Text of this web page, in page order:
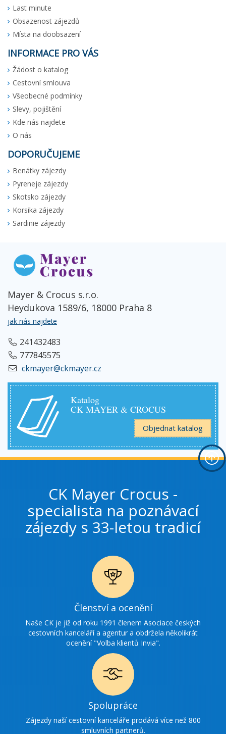
Last minute
Obsazenost zájezdů
Místa na doobsazení
INFORMACE PRO VÁS
Žádost o katalog
Cestovní smlouva
Všeobecné podmínky
Slevy, pojištění
Kde nás najdete
O nás
DOPORUČUJEME
Benátky zájezdy
Pyreneje zájezdy
Skotsko zájezdy
Korsika zájezdy
Sardinie zájezdy
Mayer & Crocus s.r.o.
Heydukova 1589/6, 18000 Praha 8
jak nás najdete
241432483
777845575
ckmayer@ckmayer.cz
Katalog
CK MAYER & CROCUS
Objednat katalog
CK Mayer Crocus -
specialista na poznávací
zájezdy s 33-letou tradicí
Ikonka
ocenění
Členství a ocenění
Naše CK je již od roku 1991 členem Asociace českých
cestovních kanceláří a agentur a obdržela několikrát
ocenění "Volba klientů Invia".
Ikonka
spolupráce
Spolupráce
Zájezdy naší cestovní kanceláře prodává více než 800
smluvních partnerů.